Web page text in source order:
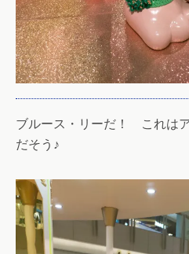
ブルース・リーだ！ これは
だそう♪